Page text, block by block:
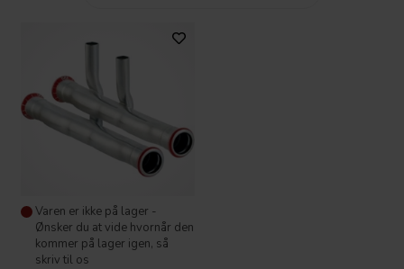
Varen er ikke på lager -
Ønsker du at vide hvornår den
kommer på lager igen, så
skriv til os